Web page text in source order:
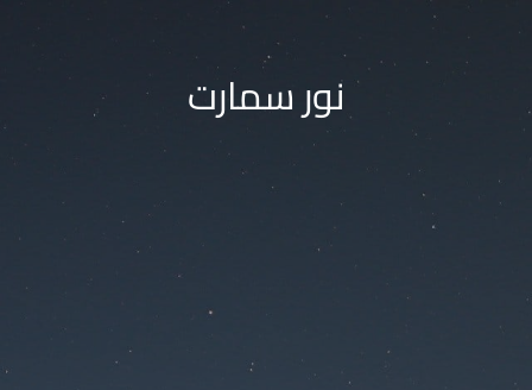
نور سمارت